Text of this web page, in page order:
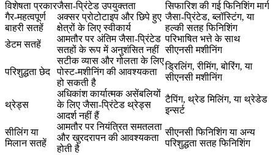
विशेषता प्रकारजैसा-प्रिंटेड उपयुक्तता
सिफारिश की गई फिनिशिंग मार्ग
गैर-महत्वपूर्ण
बाहरी सतहें
अक्सर प्रोटोटाइप और छिपे हुए
क्षेत्रों के लिए स्वीकार्य
जैसा-प्रिंटेड, ब्लॉस्टिंग, या
हल्की सतह फिनिशिंग
डेटम सतहें
आमतौर पर अंतिम जैसा-प्रिंटेड
सतहों के रूप में अनुशंसित नहीं
परिभाषित भत्ते के साथ
सीएनसी मशीनिंग
परिशुद्धता छेद
सटीक व्यास और गोलता के लिए
पोस्ट-मशीनिंग की आवश्यकता
हो सकती है
ड्रिलिंग, रीमिंग, बोरिंग, या
सीएनसी मशीनिंग
थ्रेड्स
अधिकांश कार्यात्मक असेंबलियों
के लिए जैसा-प्रिंटेड थ्रेड्स
आदर्श नहीं हैं
टैपिंग, थ्रेड मिलिंग, या थ्रेडेड
इन्सर्ट
सीलिंग या
मिलान सतहें
आमतौर पर नियंत्रित समतलता
और खुरदरापन की आवश्यकता
होती है
सीएनसी फिनिशिंग या अन्य
परिशुद्धता सतह फिनिशिंग